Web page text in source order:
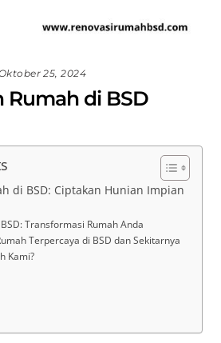
25, 2024
Rumah di BSD
di BSD: Ciptakan Hunian Impian
Transformasi Rumah Anda
Terpercaya di BSD dan Sekitarnya
Kami?